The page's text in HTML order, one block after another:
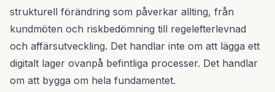
strukturell förändring som påverkar allting, från
kundmöten och riskbedömning till regelefterlevnad
och affärsutveckling. Det handlar inte om att lägga ett
digitalt lager ovanpå befintliga processer. Det handlar
om att bygga om hela fundamentet.